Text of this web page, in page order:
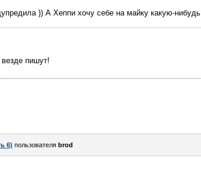
)) А Хеппи хочу себе на майку какую-нибудь
пишут!
6) пользователя brod